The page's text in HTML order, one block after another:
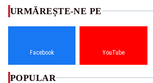
URMĂREȘTE-NE PE
Facebook YouTube
POPULAR